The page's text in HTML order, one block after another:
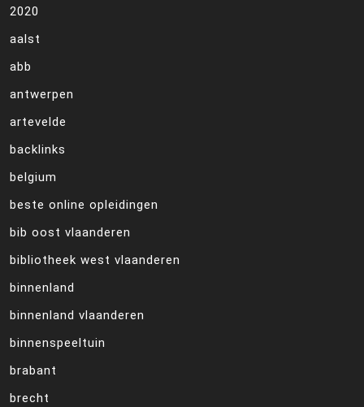
2020
aalst
abb
antwerpen
artevelde
backlinks
belgium
beste online opleidingen
bib oost vlaanderen
bibliotheek west vlaanderen
binnenland
binnenland vlaanderen
binnenspeeltuin
brabant
brecht